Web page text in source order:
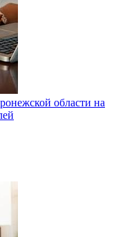
области на